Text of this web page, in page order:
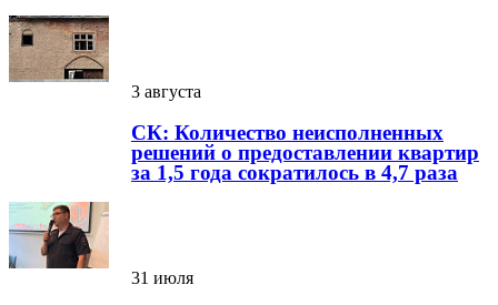
3 августа
СК: Количество неисполненных
решений о предоставлении квартир
за 1,5 года сократилось в 4,7 раза
31 июля